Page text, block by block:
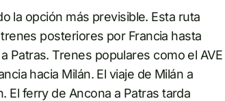
la opción más previsible. Esta ruta
posteriores por Francia hasta
Patras. Trenes populares como el AVE
hacia Milán. El viaje de Milán a
El ferry de Ancona a Patras tarda